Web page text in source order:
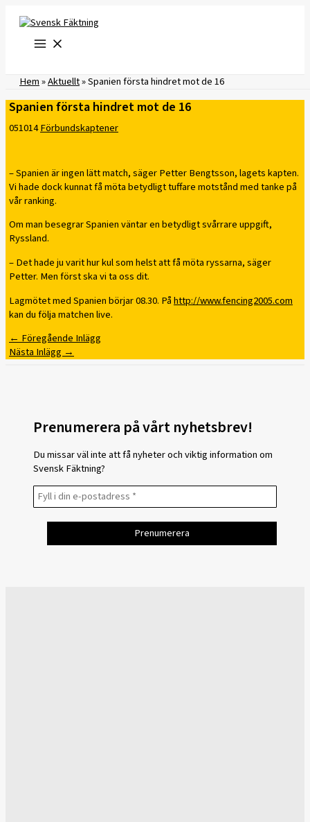
innehåll
Hem»Aktuellt»Spanien första hindret mot de 16
Spanien första hindret mot de 16
051014Förbundskaptener
– Spanien är ingen lätt match, säger Petter Bengtsson, lagets kapten.
Vi hade dock kunnat få möta betydligt tuffare motstånd med tanke på
vår ranking.
Om man besegrar Spanien väntar en betydligt svårrare uppgift,
Ryssland.
– Det hade ju varit hur kul som helst att få möta ryssarna, säger
Petter. Men först ska vi ta oss dit.
Lagmötet med Spanien börjar 08.30. Påhttp://www.fencing2005.com
kan du följa matchen live.
← Föregående Inlägg
Nästa Inlägg →
Prenumerera på vårt nyhetsbrev!
Du missar väl inte att få nyheter och viktig information om
Svensk Fäktning?